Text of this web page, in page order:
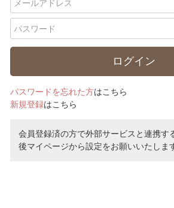
パスワードを忘れた方はこちら
新規登録はこちら
会員登録済の方で外部サービスと連携す
後マイページから設定をお願いいたしま